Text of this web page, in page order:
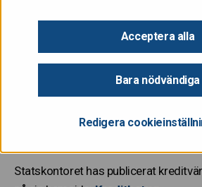
Acceptera alla
Bara nödvändiga
Redigera
AA+
bekräftade den 25 oktober 2024 att
kreditbetyget är stabila.
Statskontoret has publicerat